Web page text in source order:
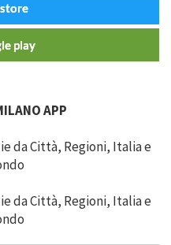
play
APP